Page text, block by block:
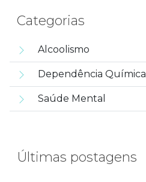
Categorias
Alcoolismo
Dependência Química
Saúde Mental
Últimas postagens